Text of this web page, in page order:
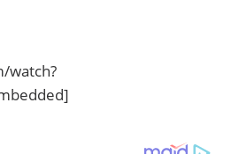
watch?